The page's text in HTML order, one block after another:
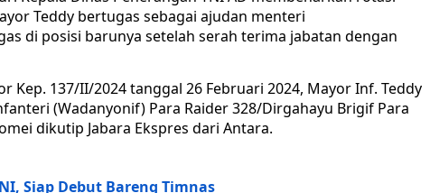
Teddy bertugas sebagai ajudan menteri
di posisi barunya setelah serah terima jabatan dengan
Kep. 137/II/2024 tanggal 26 Februari 2024, Mayor Inf. Teddy
(Wadanyonif) Para Raider 328/Dirgahayu Brigif Para
dikutip Jabara Ekspres dari Antara.
Siap Debut Bareng Timnas